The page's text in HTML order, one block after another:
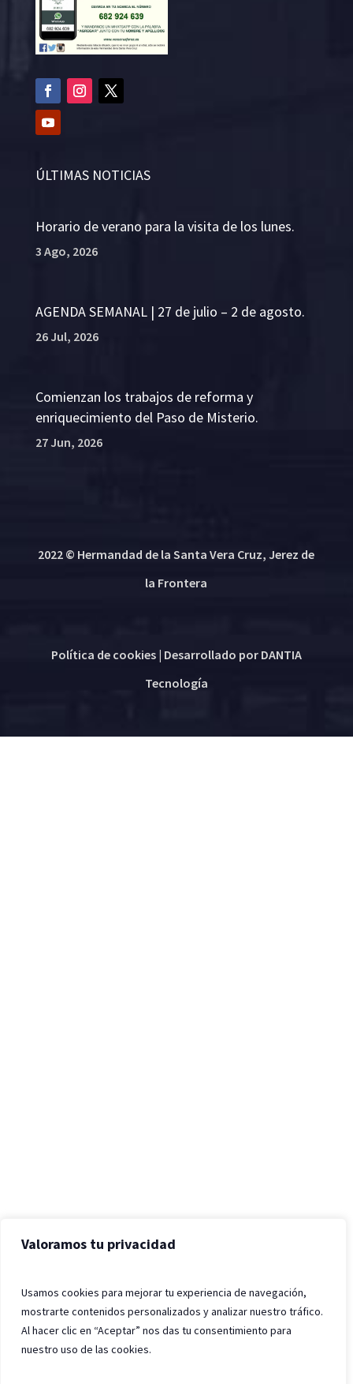
Valoramos tu privacidad
Usamos cookies para mejorar tu experiencia de navegación,
mostrarte contenidos personalizados y analizar nuestro tráfico.
Al hacer clic en “Aceptar” nos das tu consentimiento para
nuestro uso de las cookies.
ÚLTIMAS NOTICIAS
Horario de verano para la visita de los lunes.
3 Ago, 2026
AGENDA SEMANAL | 27 de julio – 2 de agosto.
26 Jul, 2026
Comienzan los trabajos de reforma y
enriquecimiento del Paso de Misterio.
27 Jun, 2026
2022 © Hermandad de la Santa Vera Cruz, Jerez de
la Frontera
Política de cookies| Desarrollado por DANTIA
Tecnología